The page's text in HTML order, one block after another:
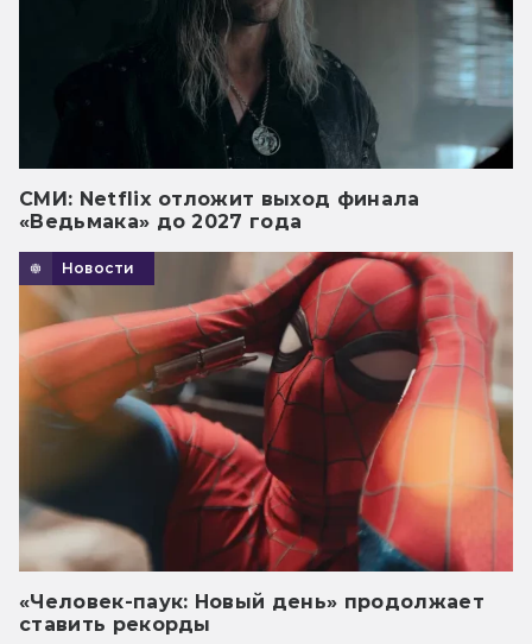
СМИ: Netflix отложит выход финала
«Ведьмака» до 2027 года
Новости
«Человек-паук: Новый день» продолжает
ставить рекорды